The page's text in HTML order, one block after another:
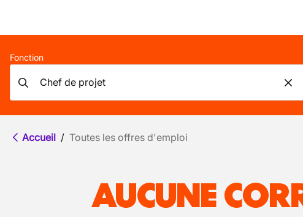
Fonction
Accueil / Toutes les offres d'emploi
AUCUNE